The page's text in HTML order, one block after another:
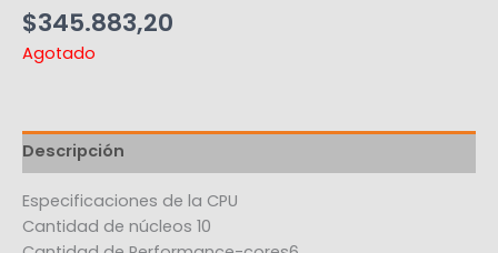
$345.883,20
Agotado
Descripción
Especificaciones de la CPU
Cantidad de núcleos 10